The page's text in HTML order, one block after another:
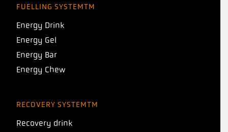
FUELLING SYSTEMTM
Energy Drink
Energy Gel
Energy Bar
Energy Chew
RECOVERY SYSTEMTM
Recovery drink